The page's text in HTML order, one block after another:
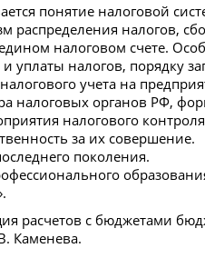
понятие налоговой
распределения налогов,
налоговом счете.
уплаты налогов, порядку
учета на
налоговых органов РФ,
налогового
за их совершение.
поколения.
расчетов с бюджетами
Каменева.